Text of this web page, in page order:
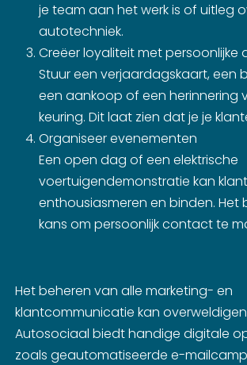
je team aan het werk is of uitleg
autotechniek.
Creëer loyaliteit met
Stuur een verjaardagskaart, een
een aankoop of een herinnering
keuring. Dit laat zien dat je je
Organiseer evenementen
Een open dag of een elektrische
voertuigendemonstratie kan
enthousiasmeren en binden. Het
kans om persoonlijk contact te
Het beheren van alle marketing- en
klantcommunicatie kan
Autosociaal biedt handige digitale
zoals geautomatiseerde e-